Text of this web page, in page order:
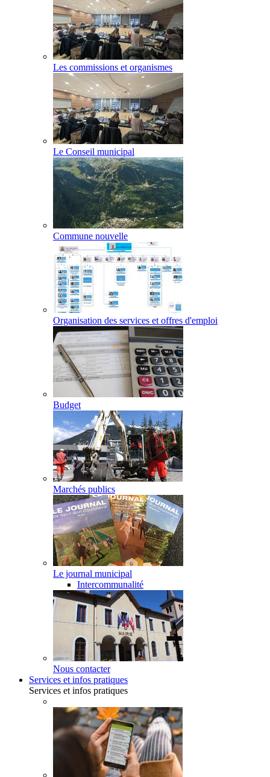
Les commissions et organismes
Le Conseil municipal
Commune nouvelle
Organisation des services et offres d'emploi
Budget
Marchés publics
Le journal municipal
Intercommunalité
Nous contacter
Services et infos pratiques
Services et infos pratiques